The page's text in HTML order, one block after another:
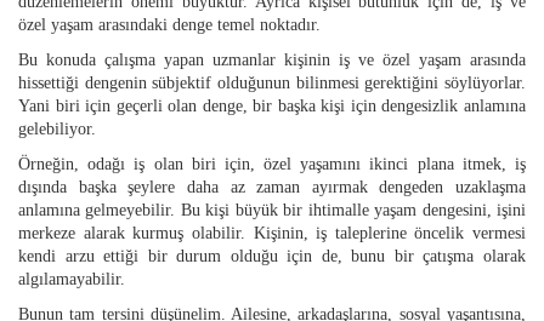
özel yaşam arasındaki denge temel noktadır.
Bu konuda çalışma yapan uzmanlar kişinin iş ve özel yaşam arasında
hissettiği dengenin sübjektif olduğunun bilinmesi gerektiğini söylüyorlar.
Yani biri için geçerli olan denge, bir başka kişi için dengesizlik anlamına
gelebiliyor.
Örneğin, odağı iş olan biri için, özel yaşamını ikinci plana itmek, iş
dışında başka şeylere daha az zaman ayırmak dengeden uzaklaşma
anlamına gelmeyebilir. Bu kişi büyük bir ihtimalle yaşam dengesini, işini
merkeze alarak kurmuş olabilir. Kişinin, iş taleplerine öncelik vermesi
kendi arzu ettiği bir durum olduğu için de, bunu bir çatışma olarak
algılamayabilir.
Bunun tam tersini düşünelim. Ailesine, arkadaşlarına, sosyal yaşantısına,